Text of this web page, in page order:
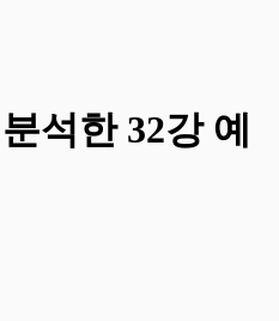
석한 32강 예